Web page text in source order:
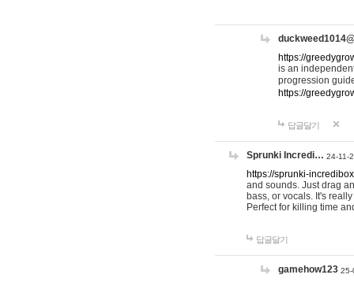
https://
is an
progression
https://
답글달기
Sprunki Incredi… 24-11-
https://sprunki-
and sounds. Just drag
bass, or vocals. It's
Perfect for killing time
답글달기
gamehow123 25-